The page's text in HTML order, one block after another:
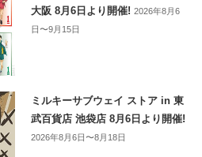
大阪 8月6日より開催!2026年8月6
日〜9月15日
ミルキーサブウェイ ストア in 東
武百貨店 池袋店 8月6日より開催!
2026年8月6日〜8月18日